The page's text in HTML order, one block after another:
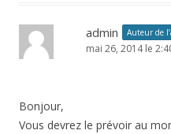
admin Auteur de
mai 26, 2014 le
Bonjour,
Vous devrez le prévoir au